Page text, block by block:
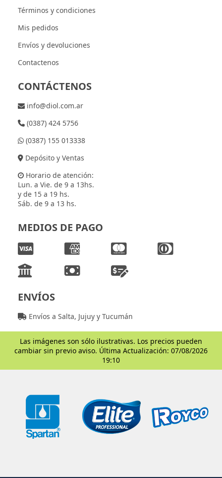
Términos y condiciones
Mis pedidos
Envíos y devoluciones
Contactenos
CONTÁCTENOS
info@diol.com.ar
(0387) 424 5756
(0387) 155 013338
Depósito y Ventas
Horario de atención:
Lun. a Vie. de 9 a 13hs.
y de 15 a 19 hs.
Sáb. de 9 a 13 hs.
MEDIOS DE PAGO
ENVÍOS
Envíos a Salta, Jujuy y Tucumán
Las imágenes son sólo ilustrativas. Los precios pueden
cambiar sin previo aviso. Última Actualización: 07/08/2026
19:10